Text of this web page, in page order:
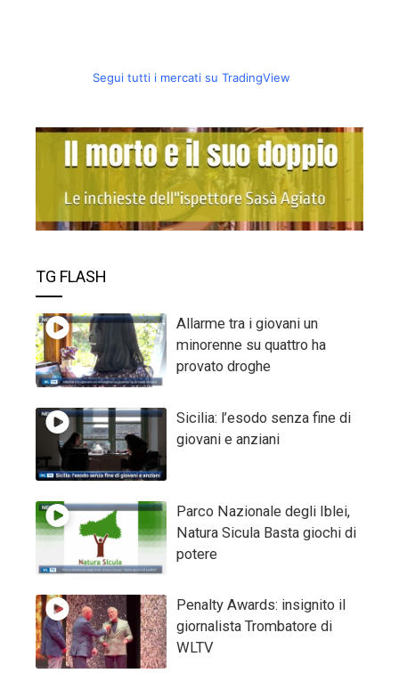
Segui tutti i mercati su TradingView
TG FLASH
Allarme tra i giovani un
minorenne su quattro ha
provato droghe
Sicilia: l’esodo senza fine di
giovani e anziani
Parco Nazionale degli Iblei,
Natura Sicula Basta giochi di
potere
Penalty Awards: insignito il
giornalista Trombatore di
WLTV